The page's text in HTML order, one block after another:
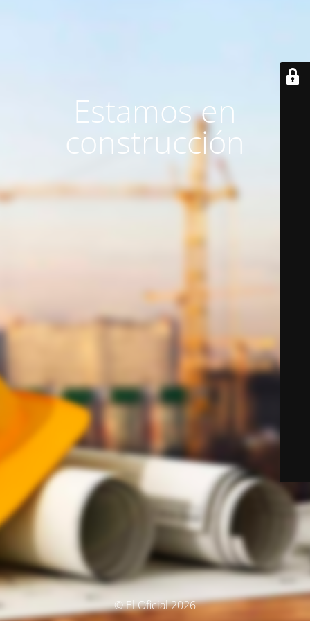
Estamos en
construcción
© El Oficial 2026